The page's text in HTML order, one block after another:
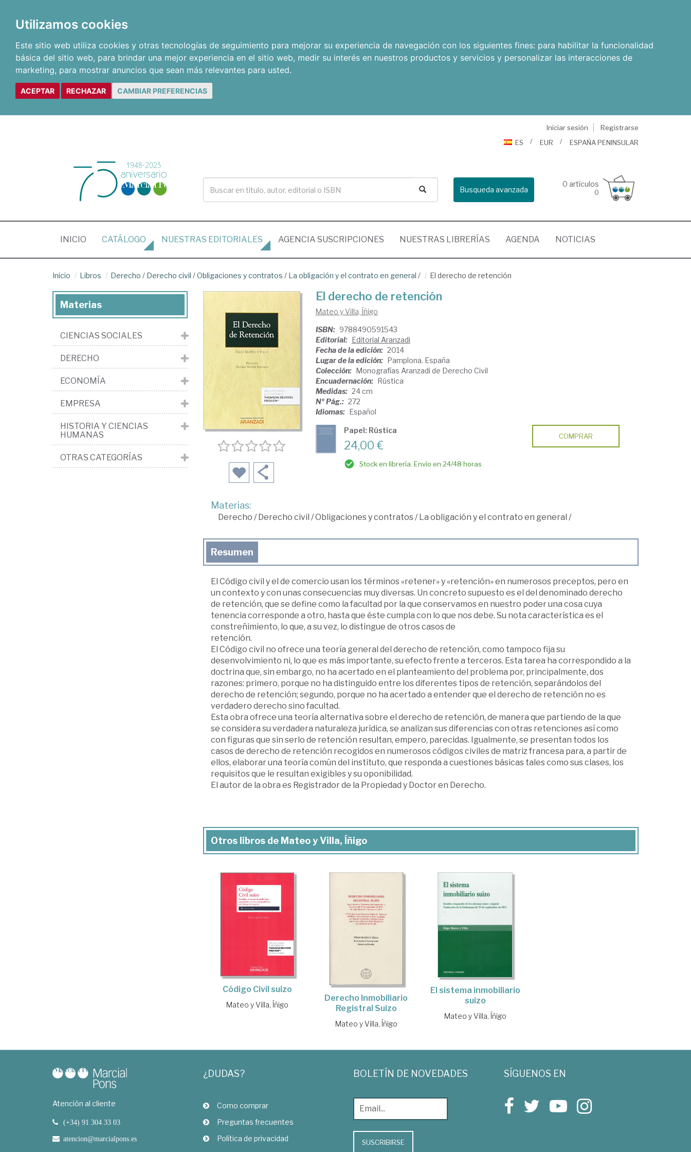
Utilizamos cookies
Este sitio web utiliza cookies y otras tecnologías de seguimiento para mejorar su experiencia de navegación con los siguientes fines: para habilitar la funcionalidad
básica del sitio web, para brindar una mejor experiencia en el sitio web, medir su interés en nuestros productos y servicios y personalizar las interacciones de
marketing, para mostrar anuncios que sean más relevantes para usted.
ACEPTAR RECHAZAR CAMBIAR PREFERENCIAS
Iniciar sesión
Registrarse
ES
EUR ESPAÑA PENINSULAR
Busqueda avanzada
0 artículos
0
INICIO (CURRENT)
CATÁLOGO NUESTRAS EDITORIALES AGENCIA SUSCRIPCIONES NUESTRAS LIBRERÍAS AGENDA NOTICIAS
Inicio Libros Derecho / Derecho civil /Obligaciones y contratos / La obligación y el contrato en general / El derecho de retención
El derecho de retención
Mateo y Villa, Íñigo
ISBN: 9788490591543
Editorial: Editorial Aranzadi
Fecha de la edición: 2014
Lugar de la edición: Pamplona. España
Colección: Monografías Aranzadi de Derecho Civil
Encuadernación: Rústica
Medidas: 24 cm
Nº Pág.: 272
Idiomas: Español
Papel: Rústica
24,00 €
Stock en librería. Envío en 24/48 horas
COMPRAR
Materias:
Derecho / Derecho civil /Obligaciones y contratos/ La obligación y el contrato en general /
Resumen
El Código civil y el de comercio usan los términos «retener» y «retención» en numerosos preceptos, pero en
un contexto y con unas consecuencias muy diversas. Un concreto supuesto es el del denominado derecho
de retención, que se define como la facultad por la que conservamos en nuestro poder una cosa cuya
tenencia corresponde a otro, hasta que éste cumpla con lo que nos debe. Su nota característica es el
constreñimiento, lo que, a su vez, lo distingue de otros casos de
retención.
El Código civil no ofrece una teoría general del derecho de retención, como tampoco fija su
desenvolvimiento ni, lo que es más importante, su efecto frente a terceros. Esta tarea ha correspondido a la
doctrina que, sin embargo, no ha acertado en el planteamiento del problema por, principalmente, dos
razones: primero, porque no ha distinguido entre los diferentes tipos de retención, separándolos del
derecho de retención; segundo, porque no ha acertado a entender que el derecho de retención no es
verdadero derecho sino facultad.
Esta obra ofrece una teoría alternativa sobre el derecho de retención, de manera que partiendo de la que
se considera su verdadera naturaleza jurídica, se analizan sus diferencias con otras retenciones así como
con figuras que sin serlo de retención resultan, empero, parecidas. Igualmente, se presentan todos los
casos de derecho de retención recogidos en numerosos códigos civiles de matriz francesa para, a partir de
ellos, elaborar una teoría común del instituto, que responda a cuestiones básicas tales como sus clases, los
requisitos que le resultan exigibles y su oponibilidad.
El autor de la obra es Registrador de la Propiedad y Doctor en Derecho.
Otros libros de Mateo y Villa, Íñigo
Código Civil suizo
Mateo y Villa, Íñigo
Derecho Inmobiliario
Registral Suizo
Mateo y Villa, Íñigo
El sistema inmobiliario
suizo
Mateo y Villa, Íñigo
Materias
CIENCIAS SOCIALES
DERECHO
ECONOMÍA
EMPRESA
HISTORIA Y CIENCIAS
HUMANAS
OTRAS CATEGORÍAS
Atención al cliente
(+34) 91 304 33 03
atencion@marcialpons.es
¿DUDAS?
Como comprar
Preguntas frecuentes
Política de privacidad
BOLETÍN DE NOVEDADES
SUSCRIBIRSE
SÍGUENOS EN